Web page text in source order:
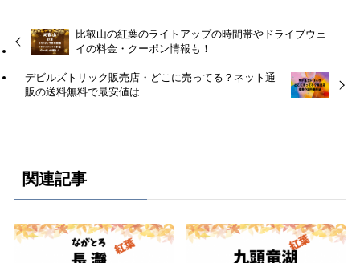
比叡山の紅葉のライトアップの時間帯やドライブウェ
イの料金・クーポン情報も！
デビルズトリック販売店・どこに売ってる？ネット通
販の送料無料で最安値は
関連記事